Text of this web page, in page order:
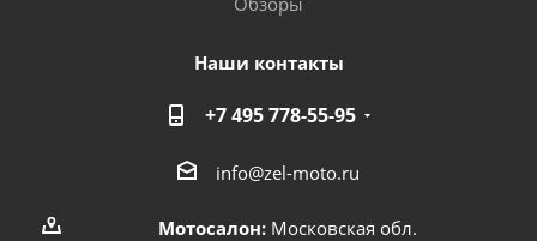
Наши контакты
+7 495 778-55-95
info@zel-moto.ru
Мотосалон: Московская обл.